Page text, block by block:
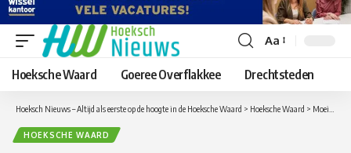
Lettergrootte
aanpassen
Aa
Hoeksche Waard Goeree Overflakkee Drechtsteden
Hoeksch Nieuws – Altijd als eerste op de hoogte in de Hoeksche Waard > Hoeksche Waard > Moeizaam optreden Ventura Sport goed genoeg voor ruime overwinning
HOEKSCHE WAARD